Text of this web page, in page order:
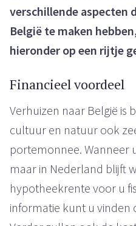
verschillende aspecten
België te maken
hieronder op een rijtje
Financieel voordeel
Verhuizen naar België is
cultuur en natuur ook
portemonnee. Wanneer
maar in Nederland blijft
hypotheekrente voor u
informatie kunt u vinden